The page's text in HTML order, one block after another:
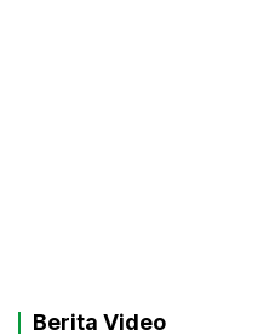
Berita Video